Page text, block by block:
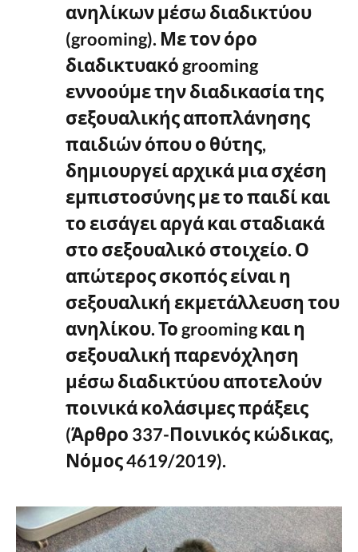
ανηλίκων μέσω διαδικτύου
(grooming). Με τον όρο
διαδικτυακό grooming
εννοούμε την διαδικασία της
σεξουαλικής αποπλάνησης
παιδιών όπου ο θύτης,
δημιουργεί αρχικά μια σχέση
εμπιστοσύνης με το παιδί και
το εισάγει αργά και σταδιακά
στο σεξουαλικό στοιχείο. Ο
απώτερος σκοπός είναι η
σεξουαλική εκμετάλλευση του
ανηλίκου. Το grooming και η
σεξουαλική παρενόχληση
μέσω διαδικτύου αποτελούν
ποινικά κολάσιμες πράξεις
(Άρθρο 337-Ποινικός κώδικας,
Νόμος 4619/2019).